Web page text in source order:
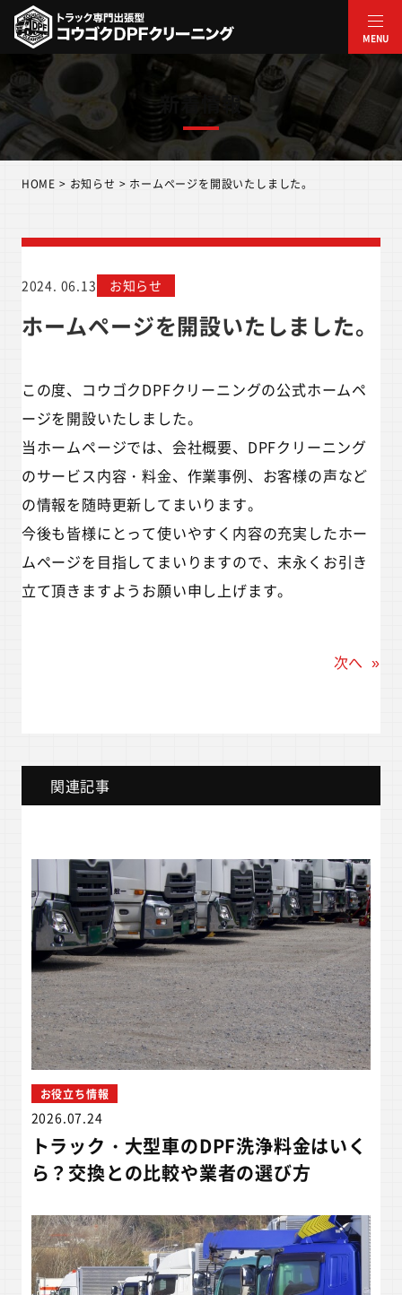
ス
キ
ッ
プ
MENU
新着情報
HOME > お知らせ > ホームページを開設いたしました。
2024. 06.13 お知らせ
ホームページを開設いたしました。
この度、コウゴクDPFクリーニングの公式ホームペ
ージを開設いたしました。
当ホームページでは、会社概要、DPFクリーニング
のサービス内容・料金、作業事例、お客様の声など
の情報を随時更新してまいります。
今後も皆様にとって使いやすく内容の充実したホー
ムページを目指してまいりますので、末永くお引き
立て頂きますようお願い申し上げます。
次へ »
関連記事
お役立ち情報
2026.07.24
トラック・大型車のDPF洗浄料金はいく
ら？交換との比較や業者の選び方